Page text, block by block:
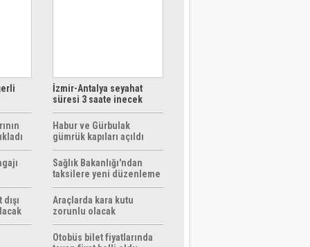
İzmir-Antalya seyahat
süresi 3 saate inecek
Habur ve Gürbulak
gümrük kapıları açıldı
Sağlık Bakanlığı'ndan
taksilere yeni düzenleme
Araçlarda kara kutu
zorunlu olacak
Otobüs bilet fiyatlarında